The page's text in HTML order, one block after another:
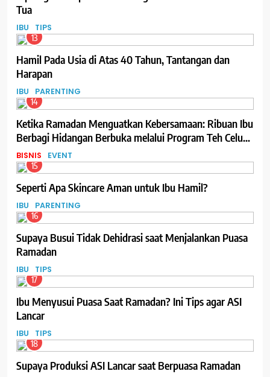
Tua
IBU TIPS
13
Hamil Pada Usia di Atas 40 Tahun, Tantangan dan
Harapan
IBU PARENTING
14
Ketika Ramadan Menguatkan Kebersamaan: Ribuan Ibu
Berbagi Hidangan Berbuka melalui Program Teh Celup
Sosro
BISNIS EVENT
15
Seperti Apa Skincare Aman untuk Ibu Hamil?
IBU PARENTING
16
Supaya Busui Tidak Dehidrasi saat Menjalankan Puasa
Ramadan
IBU TIPS
17
Ibu Menyusui Puasa Saat Ramadan? Ini Tips agar ASI
Lancar
IBU TIPS
18
Supaya Produksi ASI Lancar saat Berpuasa Ramadan